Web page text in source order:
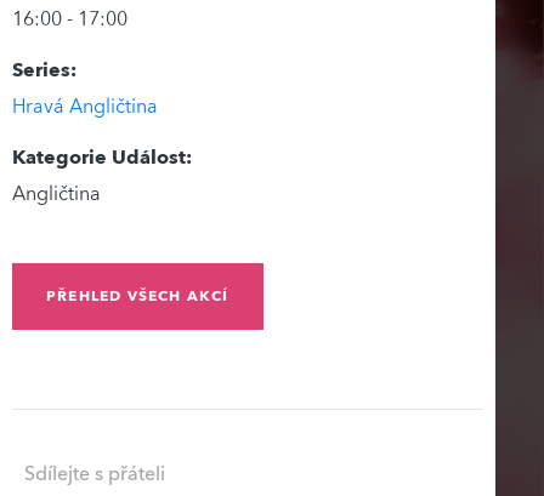
16:00 - 17:00
Series:
Hravá Angličtina
Kategorie Událost:
Angličtina
PŘEHLED VŠECH AKCÍ
Sdílejte s přáteli